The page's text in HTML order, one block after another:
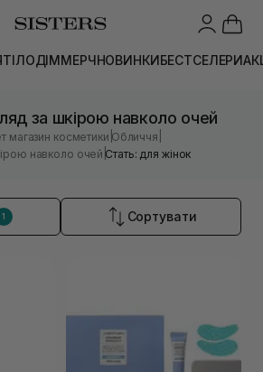
ТІЛОДІММЕРЧНОВИНКИБЕСТСЕЛЕРИ
за шкірою навколо очей
магазин косметики |Обличчя
навколо очей |Стать: для жінок
1 Сортувати